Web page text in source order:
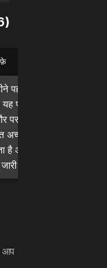
पहले MadMuscles शुरू
प्रोग्राम बहुत पसंद आ रहा
पर गाइडेड वर्कआउट और डेली
लगता है, जिससे मेरा ध्यान
है और मैं एक्टिव रहती हूँ। बहुत
रखें! 💪
आप